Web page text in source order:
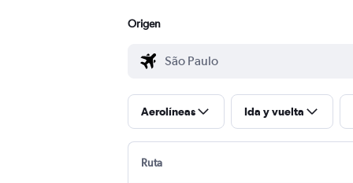
Origen
Aerolíneas Ida y vuelta
Ruta